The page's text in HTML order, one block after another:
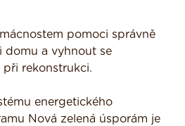
pomoci správně
domu a vyhnout se
rekonstrukci.
energetického
Nová zelená úsporám je